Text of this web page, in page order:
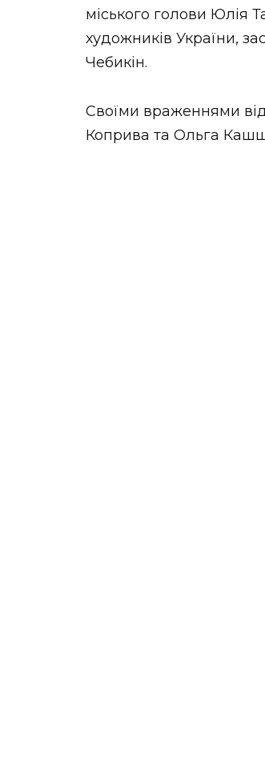
міського голови Юлія
художників України,
Чебикін.
Своїми враженнями
Коприва та Ольга